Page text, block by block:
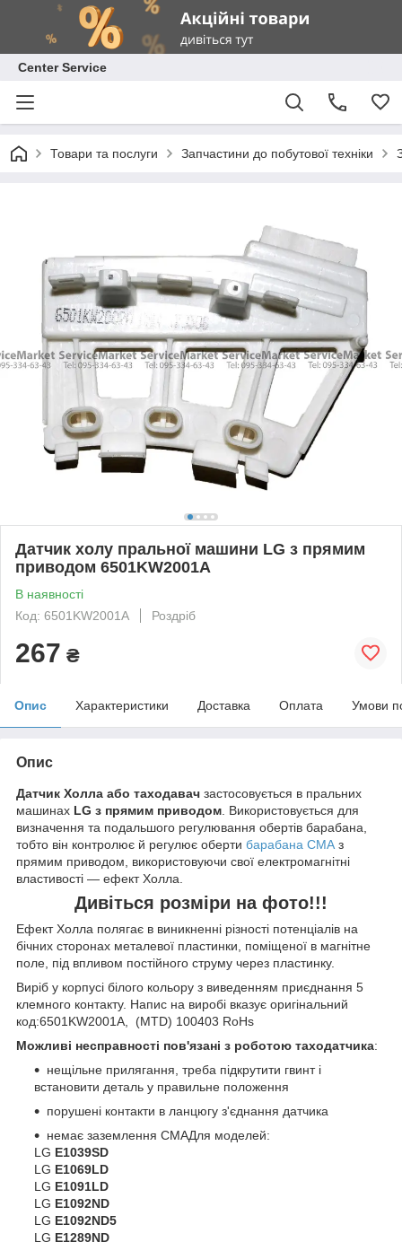
Center Service
Товари та послуги Запчастини до побутової техніки
Датчик холу пральної машини LG з прямим
приводом 6501KW2001A
В наявності
Код: 6501KW2001A
Роздріб
267 ₴
Опис Характеристики Доставка Оплата Умови
Опис
Датчик Холла або таходавач застосовується в пральних
машинах LG з прямим приводом . Використовується для
визначення та подальшого регулювання обертів барабана,
тобто він контролює й регулює оберти барабана СМА з
прямим приводом, використовуючи свої електромагнітні
властивості — ефект Холла.
Дивіться розміри на фото!!!
Ефект Холла полягає в виникненні різності потенціалів на
бічних сторонах металевої пластинки, поміщеної в магнітне
поле, під впливом постійного струму через пластинку.
Виріб у корпусі білого кольору з виведенням приєднання 5
клемного контакту. Напис на виробі вказує оригінальний
код:6501KW2001A, (MTD) 100403 RoHs
Можливі несправності пов'язані з роботою таходатчика:
нещільне прилягання, треба підкрутити гвинт і
встановити деталь у правильне положення
порушені контакти в ланцюгу з'єднання датчика
немає заземлення СМАДля моделей:
LG E1039SD
LG E1069LD
LG E1091LD
LG E1092ND
LG E1092ND5
LG E1289ND